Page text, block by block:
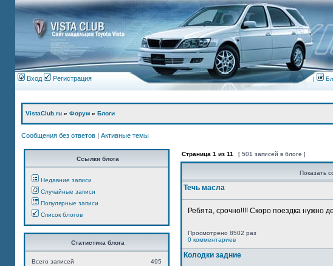
Вход Регистрация |
VistaClub.ru » Форум » Блоги
Сообщения без ответов | Активные темы
Ссылки блога
Недавние записи
Случайные записи
Популярные записи
Список блогов
Статистика блога
495
Всего записей
Страница 1 из 11 [ 501 записей в блоге ]
Показать
Течь масла
Ребята, срочно!!!! Скоро поездка нужно
Просмотрено 8502 раз
0 комментариев
Колодки задние